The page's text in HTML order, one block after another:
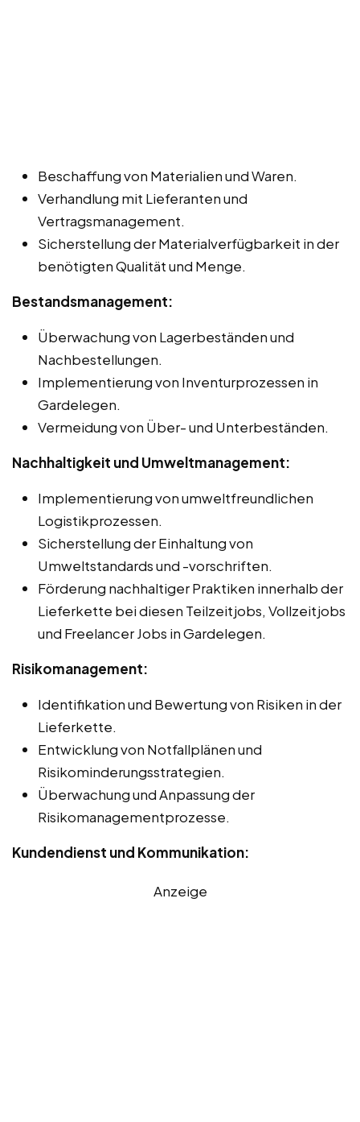
Beschaffung von Materialien und Waren.
Verhandlung mit Lieferanten und
Vertragsmanagement.
Sicherstellung der Materialverfügbarkeit in der
benötigten Qualität und Menge.
Bestandsmanagement:
Überwachung von Lagerbeständen und
Nachbestellungen.
Implementierung von Inventurprozessen in
Gardelegen.
Vermeidung von Über- und Unterbeständen.
Nachhaltigkeit und Umweltmanagement:
Implementierung von umweltfreundlichen
Logistikprozessen.
Sicherstellung der Einhaltung von
Umweltstandards und -vorschriften.
Förderung nachhaltiger Praktiken innerhalb der
Lieferkette bei diesen Teilzeitjobs, Vollzeitjobs
und Freelancer Jobs in Gardelegen.
Risikomanagement:
Identifikation und Bewertung von Risiken in der
Lieferkette.
Entwicklung von Notfallplänen und
Risikominderungsstrategien.
Überwachung und Anpassung der
Risikomanagementprozesse.
Kundendienst und Kommunikation:
Anzeige